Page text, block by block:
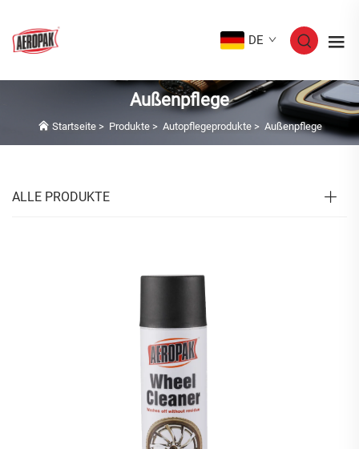
DE
Außenpflege
Startseite> Produkte> Autopflegeprodukte> Außenpflege
ALLE PRODUKTE